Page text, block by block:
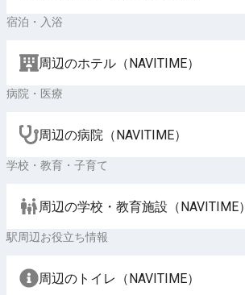
宿泊・入浴
周辺のホテル（NAVITIME）
病院・医療
周辺の病院（NAVITIME）
学校・教育・子育て
周辺の学校・教育施設（NAVITIME）
駅周辺お役立ち情報
周辺のトイレ（NAVITIME）